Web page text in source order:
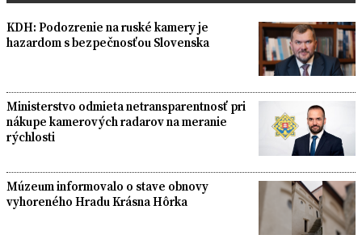
KDH: Podozrenie na ruské kamery je
hazardom s bezpečnosťou Slovenska
Ministerstvo odmieta netransparentnosť pri
nákupe kamerových radarov na meranie
rýchlosti
Múzeum informovalo o stave obnovy
vyhoreného Hradu Krásna Hôrka